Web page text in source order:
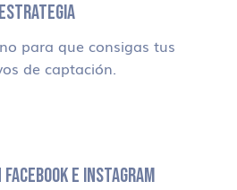
ESTRATEGIA
para que consigas tus
de captación.
E INSTAGRAM